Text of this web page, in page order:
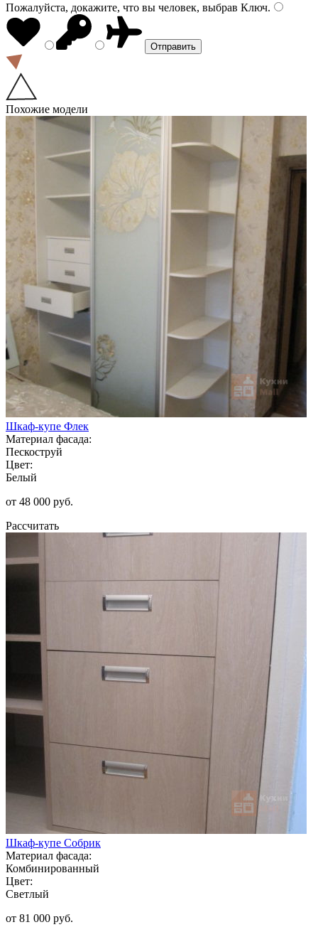
Пожалуйста, докажите, что вы человек, выбрав Ключ.
Похожие модели
Шкаф-купе Флек
Материал фасада:
Пескоструй
Цвет:
Белый
от 48 000 руб.
Рассчитать
Шкаф-купе Собрик
Материал фасада:
Комбинированный
Цвет:
Светлый
от 81 000 руб.